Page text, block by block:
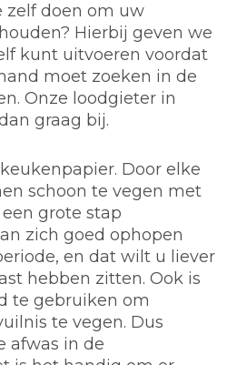
zelf doen om uw
Hierbij geven we
kunt uitvoeren voordat
moet zoeken in de
Onze loodgieter in
graag bij.
Door elke
schoon te vegen met
grote stap
zich goed ophopen
en dat wilt u liever
hebben zitten. Ook is
te gebruiken om
te vegen. Dus
afwas in de